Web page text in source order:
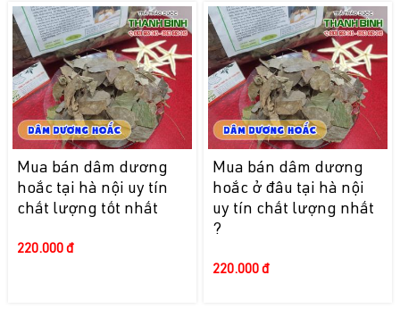
Mua bán dâm dương
hoắc tại hà nội uy tín
chất lượng tốt nhất
220.000 đ
Mua bán dâm dương
hoắc ở đâu tại hà nội
uy tín chất lượng nhất
?
220.000 đ